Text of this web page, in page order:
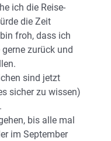
ich die Reise-
die Zeit
froh, dass ich
zurück und
sind jetzt
sicher zu wissen)
bis alle mal
im September